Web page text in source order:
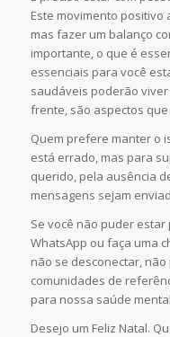
Este movimento
mas fazer um balanço
importante, o que é
essenciais para você
saudáveis poderão
frente, são aspectos
Quem prefere manter o
está errado, mas para
querido, pela ausência
mensagens sejam
Se você não puder
WhatsApp ou faça uma
não se desconectar,
comunidades de
para nossa saúde
Desejo um Feliz Natal.